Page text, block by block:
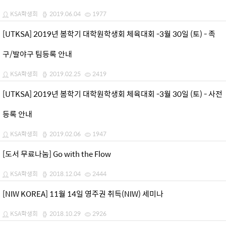
KSA학생회 2019.06.04 1977
[UTKSA] 2019년 봄학기 대학원학생회 체육대회 -3월 30일 (토) - 족
구/발야구 팀등록 안내
KSA학생회 2019.02.25 2419
[UTKSA] 2019년 봄학기 대학원학생회 체육대회 -3월 30일 (토) - 사전
등록 안내
KSA학생회 2019.02.06 1947
[도서 무료나눔] Go with the Flow
KSA학생회 2018.12.04 2444
[NIW KOREA] 11월 14일 영주권 취득(NIW) 세미나
KSA학생회 2018.10.29 2926